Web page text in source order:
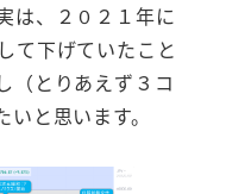
は、２０２１年に
て下げていたこと
（とりあえず３コ
と思います。